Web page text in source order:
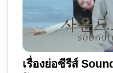
เรื่องย่อซีรีส์